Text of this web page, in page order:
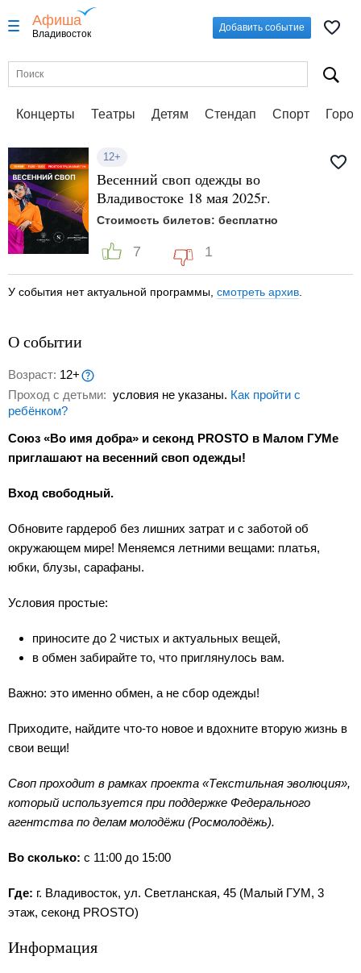
Афиша
Владивосток
Добавить событие
Концерты Театры Детям Стендап Спорт
12+
Весенний своп одежды во
Владивостоке 18 мая 2025г.
Стоимость билетов: бесплатно
7 1
У события нет актуальной программы, смотреть архив
О событии
Возраст: 12+
Проход с детьми: условия не указаны. Как пройти с
ребёнком?
Союз «Во имя добра» и секонд PROSTO в Малом ГУМе
приглашают на весенний своп одежды!
Вход свободный.
Обновите гардероб без лишних затрат и с заботой об
окружающем мире! Меняемся летними вещами: платья,
юбки, блузы, сарафаны.
Условия простые:
приносите до 2 чистых и актуальных вещей,
в обмен забирайте то, что приглянулось вам.
Важно: это именно обмен, а не сбор одежды!
Приходите, найдите что-то новое и вдохните вторую жизнь в
свои вещи!
Своп проходит в рамках проекта «Текстильная эволюция»,
который используется при поддержке Федерального
агентства по делам молодёжи (Росмолодёжь).
Во сколько: с 11:00 до 15:00
Где: г. Владивосток, ул. Светланская, 45 (Малый ГУМ, 3
этаж, секонд PROSTO)
Информация